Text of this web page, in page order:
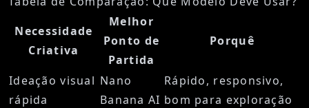
Necessidade
Criativa
Melhor
Ponto de
Partida
Porquê
Ideação visual
rápida
Nano
Banana AI
Rápido, responsivo,
bom para exploração